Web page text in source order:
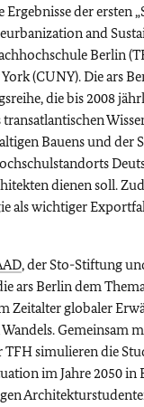
Ergebnisse der ersten
and
Berlin
(CUNY). Die ars
die bis 2008
Bauens und der
dienen soll.
als wichtiger
, der Sto-Stiftung
ars Berlin dem
Zeitalter globaler
Gemeinsam
simulieren die
im Jahre 2050 in